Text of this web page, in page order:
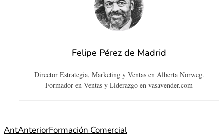
Felipe Pérez de Madrid
Director Estrategia, Marketing y Ventas en Alberta Norweg.
Formador en Ventas y Liderazgo en vasavender.com
AntAnteriorFormación Comercial